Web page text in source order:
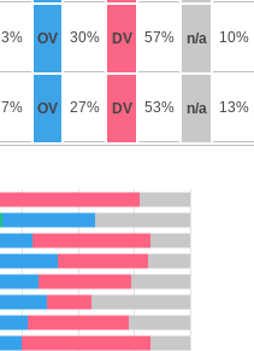
3% OV 30% DV 57% n/a 10%
7% OV 27% DV 53% n/a 13%